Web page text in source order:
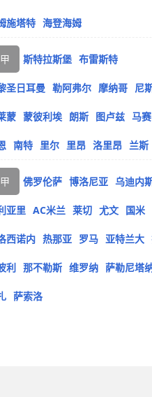
施塔特 海登海姆
斯特拉斯堡 布雷斯特
圣日耳曼 勒阿弗尔 摩纳哥 尼
蒙 蒙彼利埃 朗斯 图卢兹 马赛
南特 里尔 里昂 洛里昂 兰斯
佛罗伦萨 博洛尼亚 乌迪内
亚里 AC米兰 莱切 尤文 国米
西诺内 热那亚 罗马 亚特兰大
利 那不勒斯 维罗纳 萨勒尼塔
萨索洛